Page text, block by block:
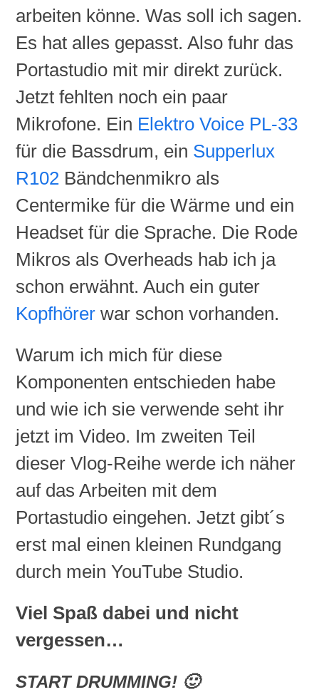
arbeiten könne. Was soll ich sagen.
Es hat alles gepasst. Also fuhr das
Portastudio mit mir direkt zurück.
Jetzt fehlten noch ein paar
Mikrofone. Ein Elektro Voice PL-33
für die Bassdrum, ein Supperlux
R102 Bändchenmikro als
Centermike für die Wärme und ein
Headset für die Sprache. Die Rode
Mikros als Overheads hab ich ja
schon erwähnt. Auch ein guter
Kopfhörerwar schon vorhanden.
Warum ich mich für diese
Komponenten entschieden habe
und wie ich sie verwende seht ihr
jetzt im Video. Im zweiten Teil
dieserVlog-Reihe werde ich näher
auf das Arbeiten mit dem
Portastudio eingehen. Jetzt gibt´s
erst mal einen kleinen Rundgang
durch mein YouTube Studio.
Viel Spaß dabei und nicht
vergessen…
START DRUMMING! 🙂